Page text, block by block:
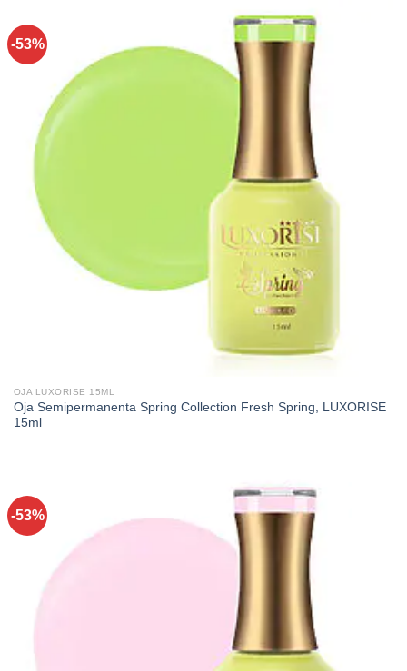
-53%
OJA LUXORISE 15ML
Oja Semipermanenta Spring Collection Fresh Spring, LUXORISE
15ml
-53%